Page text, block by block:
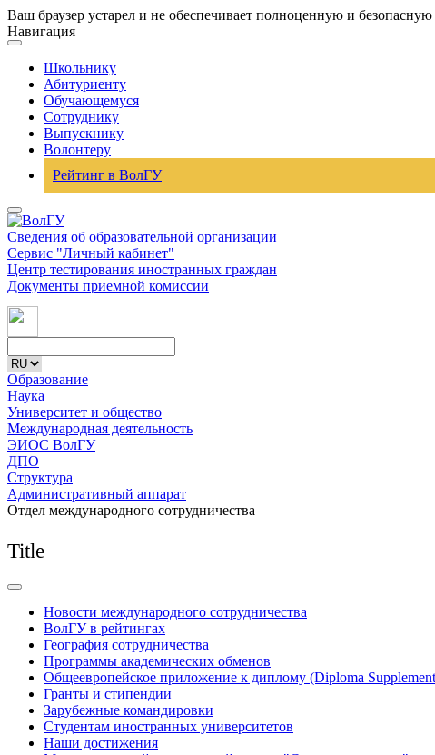
Ваш браузер устарел и не обеспечивает полноценную и
Навигация
Школьнику
Абитуриенту
Обучающемуся
Сотруднику
Выпускнику
Волонтеру
Рейтинг в ВолГУ
Сведения об образовательной организации
Сервис "Личный кабинет"
Центр тестирования иностранных граждан
Документы приемной комиссии
Образование
Наука
Университет и общество
Международная деятельность
ЭИОС ВолГУ
ДПО
Структура
Административный аппарат
Отдел международного сотрудничества
Title
Новости международного сотрудничества
ВолГУ в рейтингах
География сотрудничества
Программы академических обменов
Общеевропейское приложение к диплому (Diploma
Гранты и стипендии
Зарубежные командировки
Студентам иностранных университетов
Наши достижения